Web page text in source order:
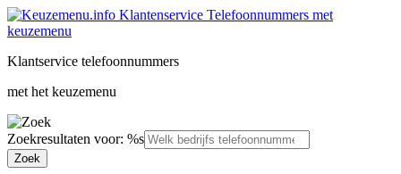
Klantservice telefoonnummers
met het keuzemenu
Zoekresultaten voor: %s